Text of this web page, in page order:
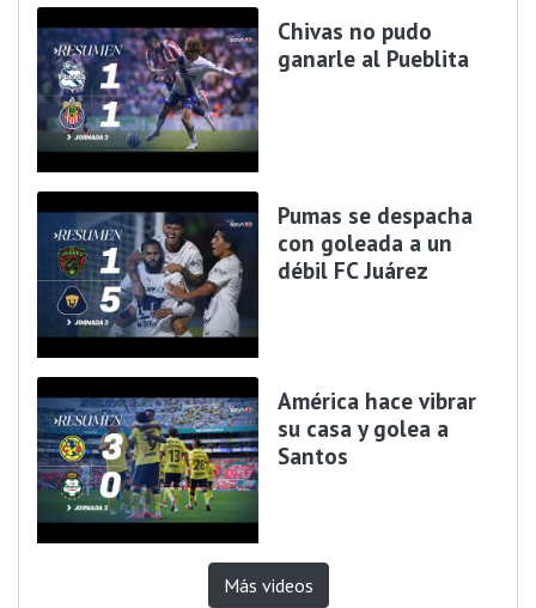
Chivas no pudo
ganarle al Pueblita
Pumas se despacha
con goleada a un
débil FC Juárez
América hace vibrar
su casa y golea a
Santos
Más videos